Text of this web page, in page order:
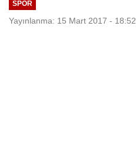
SPOR
Yayınlanma: 15 Mart 2017 - 18:52